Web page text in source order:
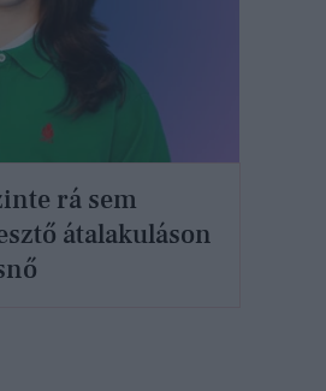
rá sem
átalakuláson